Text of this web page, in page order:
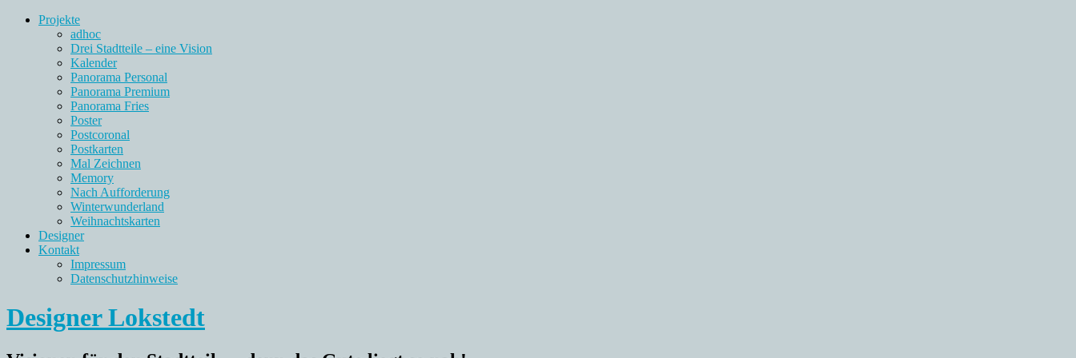
Projekte
adhoc
Drei Stadtteile – eine Vision
Kalender
Panorama Personal
Panorama Premium
Panorama Fries
Poster
Postcoronal
Postkarten
Mal Zeichnen
Memory
Nach Aufforderung
Winterwunderland
Weihnachtskarten
Designer
Kontakt
Impressum
Datenschutzhinweise
Designer Lokstedt